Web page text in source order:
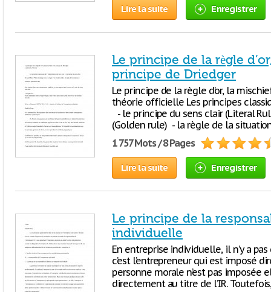
Lire la suite Enregistrer
Le principe de la règle
principe de Driedger
Le principe de la règle d’or, la
théorie officielle Les principes
- le principe du sens clair (Literal
(Golden rule) - la règle de la
1 757 Mots / 8 Pages
Lire la suite Enregistrer
Le principe de la
individuelle
En entreprise individuelle, il n’y a
c’est l’entrepreneur qui est imposé
personne morale n’est pas imposée
directement au titre de l’IR.